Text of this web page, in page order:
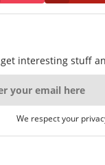
interesting stuff
We respect your